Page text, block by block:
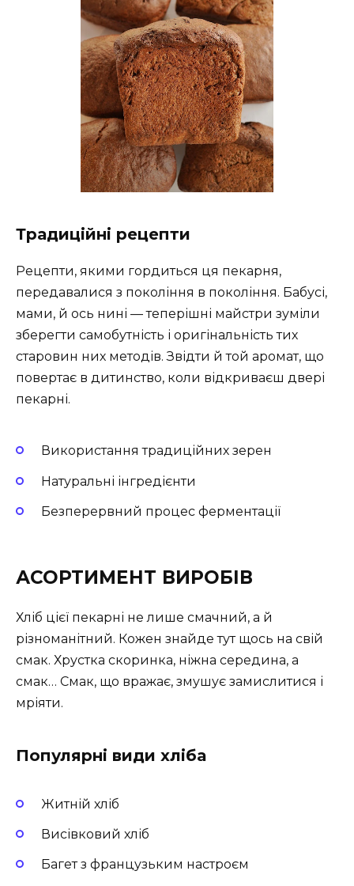
Традиційні рецепти
Рецепти, якими гордиться ця пекарня,
передавалися з покоління в покоління. Бабусі,
мами, й ось нині — теперішні майстри зуміли
зберегти самобутність і оригінальність тих
старовин них методів. Звідти й той аромат, що
повертає в дитинство, коли відкриваєш двері
пекарні.
Використання традиційних зерен
Натуральні інгредієнти
Безперервний процес ферментації
АСОРТИМЕНТ ВИРОБІВ
Хліб цієї пекарні не лише смачний, а й
різноманітний. Кожен знайде тут щось на свій
смак. Хрустка скоринка, ніжна середина, а
смак… Смак, що вражає, змушує замислитися і
мріяти.
Популярні види хліба
Житній хліб
Висівковий хліб
Багет з французьким настроєм